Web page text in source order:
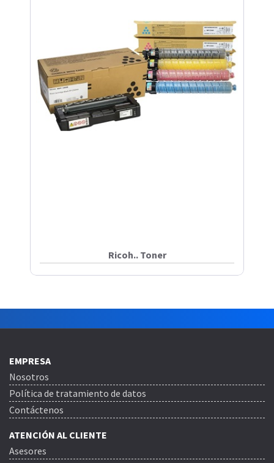
Ricoh.. Toner
EMPRESA
Nosotros
Política de tratamiento de datos
Contáctenos
ATENCIÓN AL CLIENTE
Asesores